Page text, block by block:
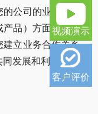
公司的业务有着很
产品）方面有着丰富
建立业务合作关系。
发展和利益。
视频演示
客户评价